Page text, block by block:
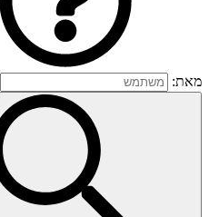
מאת: